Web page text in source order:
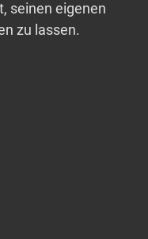
seinen eigenen
zu lassen.